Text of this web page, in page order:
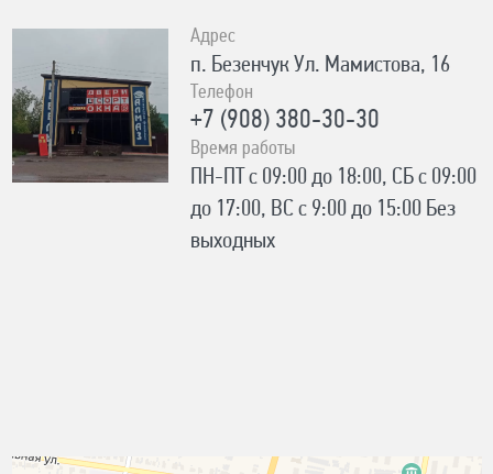
Адрес
п. Безенчук Ул. Мамистова, 16
Телефон
+7 (908) 380-30-30
Время работы
ПН-ПТ с 09:00 до 18:00, СБ с 09:00
до 17:00, ВС с 9:00 до 15:00 Без
выходных